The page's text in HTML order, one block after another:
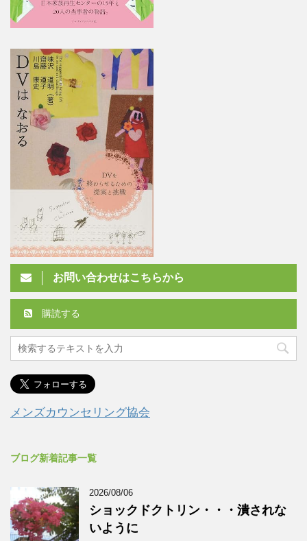
お問い合わせはこちらから
購読する
メンズカウンセリング協会
ブログ新着記事一覧
2026/08/06
ショックドクトリン・・・潰されな
いように